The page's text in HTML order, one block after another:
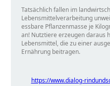
Tatsächlich fallen im
Lebensmittelverarbeitung
essbare Pflanzenmasse je
an! Nutztiere erzeugen daraus
Lebensmittel, die zu einer
Ernährung beitragen.
https://www.dialog-